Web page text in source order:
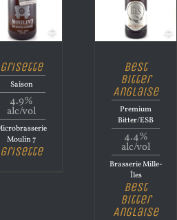
Grisette
Saison
4.9%
alc/vol
Moulin 7
Grisette
Best
Bitter
Anglaise
Premium
Bitter/ESB
4.4%
alc/vol
Brasserie Mille-
Îles
Best
Bitter
Anglaise